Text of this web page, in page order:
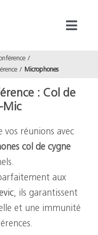
Marques
Microphones
: Col de
Mic
réunions avec
col de cygne
aux
, ils garantissent
et une immunité